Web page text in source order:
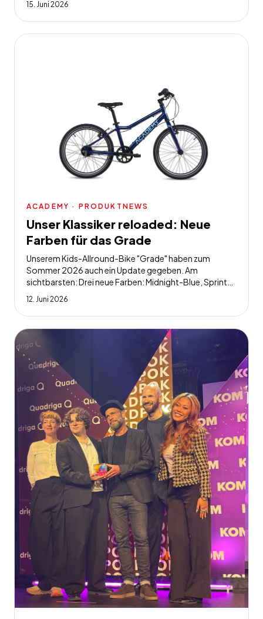
15. Juni 2026
ACADEMY · PRODUKTNEWS
Unser Klassiker reloaded: Neue
Farben für das Grade
Unserem Kids-Allround-Bike "Grade" haben zum
Sommer 2026 auch ein Update gegeben. Am
sichtbarsten: Drei neue Farben: Midnight-Blue, Sprint
Pink & Violett Velo. Unser tolles gelbes Bike hat neue
Decals bekommen. Und alle 5 Räder kommen
demnächst mit einem bequemen Selle-Royal-Sattel
und neuen, ergonomischen Handgriffen.
12. Juni 2026